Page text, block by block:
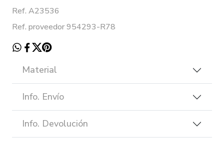
Ref. A23536
Ref. proveedor 954293-R78
Material
Info. Envío
Info. Devolución